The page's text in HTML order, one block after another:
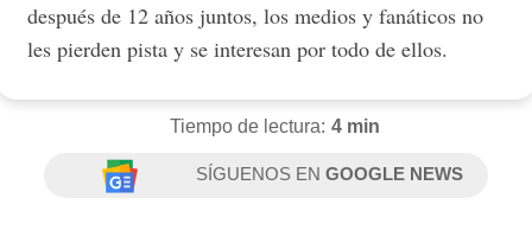
después de 12 años juntos, los medios y fanáticos no
les pierden pista y se interesan por todo de ellos.
Tiempo de lectura: 4 min
SÍGUENOS ENGOOGLE NEWS